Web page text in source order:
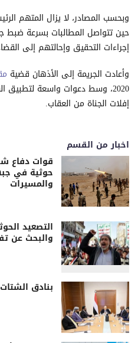
وبحسب المصادر، لا يزال المتهم
حين تتواصل المطالبات بسرعة ضبط
إجراءات التحقيق وإحالتهم إلى
وأعادت الجريمة إلى الأذهان قضية
2020، وسط دعوات واسعة لتطبيق
إفلات الجناة من العقاب.
اخبار من القسم
قوات دفاع
حوثية في
والمسيرات
التصعيد
والبحث عن
بنادق الشتات